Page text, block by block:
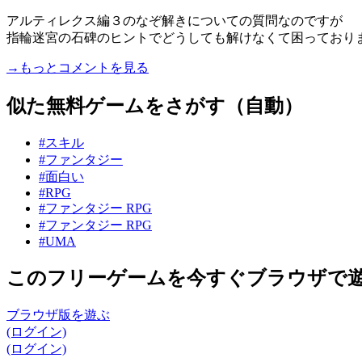
アルティレクス編３のなぞ解きについての質問なのですが
指輪迷宮の石碑のヒントでどうしても解けなくて困っており
→もっとコメントを見る
似た無料ゲームをさがす（自動）
#スキル
#ファンタジー
#面白い
#RPG
#ファンタジー RPG
#ファンタジー RPG
#UMA
このフリーゲームを今すぐブラウザで
ブラウザ版を遊ぶ
(ログイン)
(ログイン)